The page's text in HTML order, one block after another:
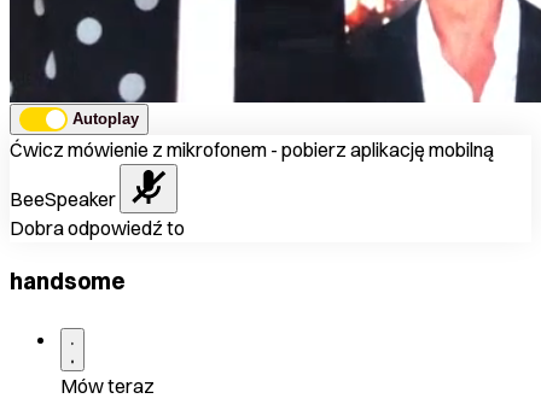
Autoplay
Ćwicz mówienie z mikrofonem - pobierz aplikację mobilną
BeeSpeaker
Dobra odpowiedź to
handsome
Mów teraz